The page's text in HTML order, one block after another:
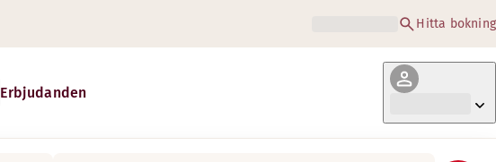
Hitta bokning
Erbjudanden